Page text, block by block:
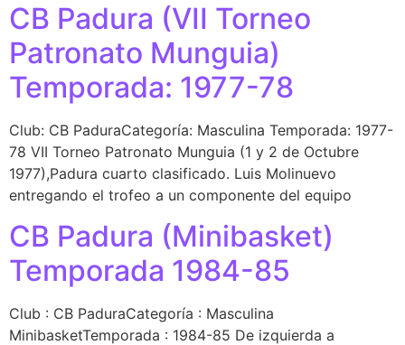
CB Padura (VII Torneo
Patronato Munguia)
Temporada: 1977-78
Club: CB PaduraCategoría: Masculina Temporada: 1977-
78 VII Torneo Patronato Munguia (1 y 2 de Octubre
1977),Padura cuarto clasificado. Luis Molinuevo
entregando el trofeo a un componente del equipo
CB Padura (Minibasket)
Temporada 1984-85
Club : CB PaduraCategoría : Masculina
MinibasketTemporada : 1984-85 De izquierda a